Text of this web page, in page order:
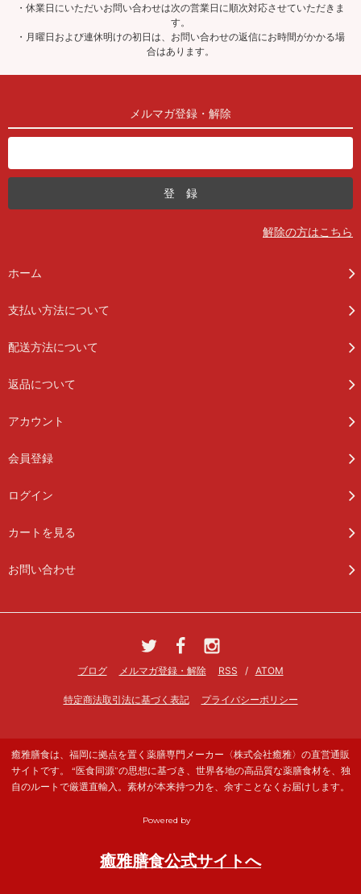
・休業日にいただいお問い合わせは次の営業日に順次対応させていただきま
す。
・月曜日および連休明けの初日は、お問い合わせの返信にお時間がかかる場
合はあります。
メルマガ登録・解除
解除の方はこちら
ホーム
支払い方法について
配送方法について
返品について
アカウント
会員登録
ログイン
カートを見る
お問い合わせ
ブログ メルマガ登録・解除 RSS / ATOM
特定商法取引法に基づく表記 プライバシーポリシー
癒雅膳食は、福岡に拠点を置く薬膳専門メーカー〈株式会社癒雅〉の直営通販
サイトです。 “医食同源”の思想に基づき、世界各地の高品質な薬膳食材を、独
自のルートで厳選直輸入。素材が本来持つ力を、余すことなくお届けします。
Powered by
癒雅膳食公式サイトへ